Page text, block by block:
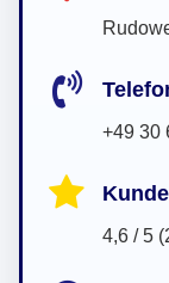
+49 30
4,6 / 5